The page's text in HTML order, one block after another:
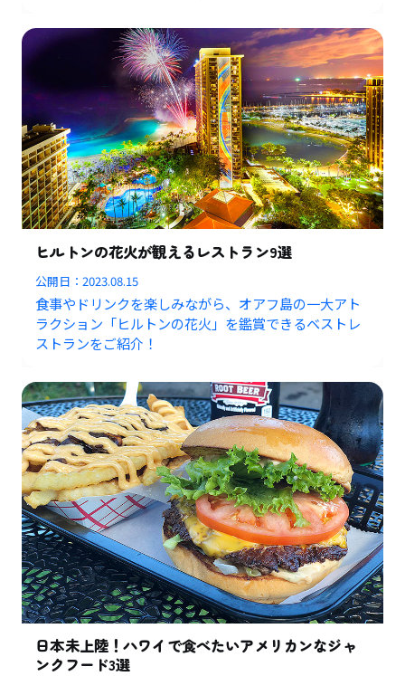
ヒルトンの花火が観えるレストラン9選
公開日：2023.08.15
食事やドリンクを楽しみながら、オアフ島の一大アト
ラクション「ヒルトンの花火」を鑑賞できるベストレ
ストランをご紹介！
日本未上陸！ハワイで食べたいアメリカンなジャ
ンクフード3選